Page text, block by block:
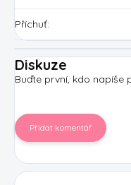
Příchuť:
Diskuze
Buďte první, kdo napíše
Přidat komentář